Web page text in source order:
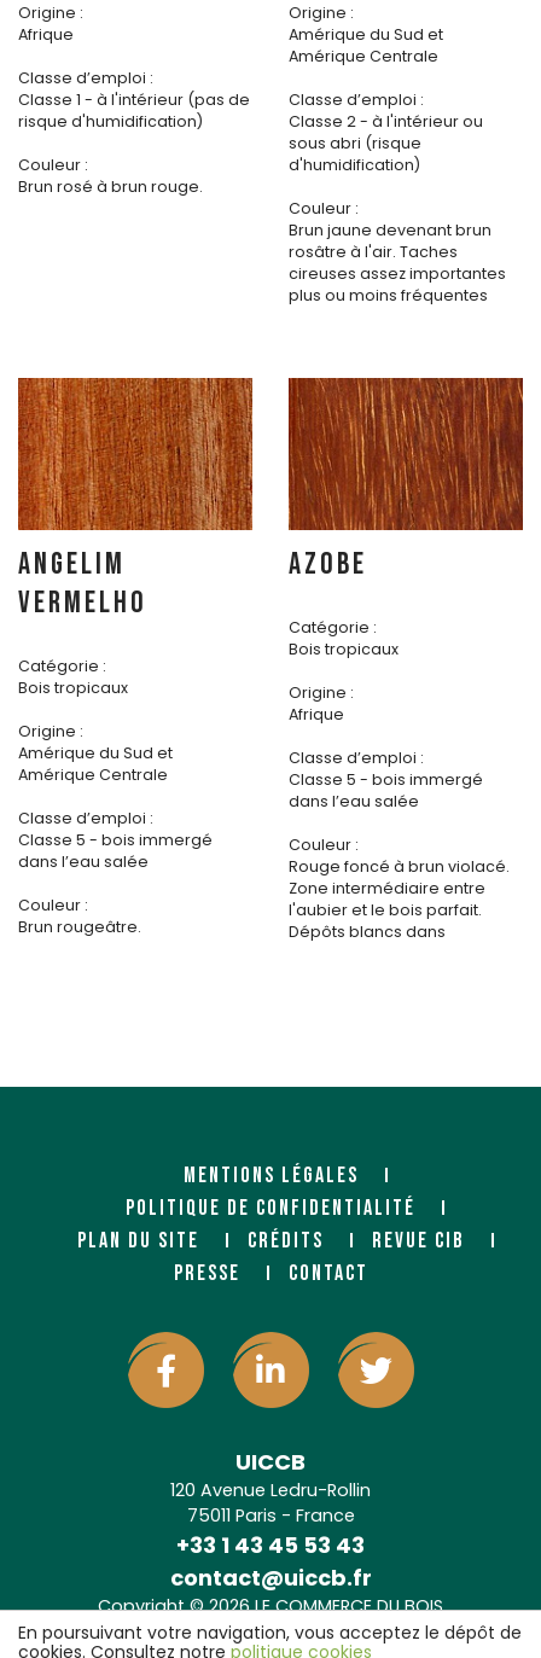
Origine :
Afrique
Classe d’emploi :
Classe 1 - à l'intérieur (pas de
risque d'humidification)
Couleur :
Brun rosé à brun rouge.
Origine :
Amérique du Sud et
Amérique Centrale
Classe d’emploi :
Classe 2 - à l'intérieur ou
sous abri (risque
d'humidification)
Couleur :
Brun jaune devenant brun
rosâtre à l'air. Taches
cireuses assez importantes
plus ou moins fréquentes
ANGELIM
VERMELHO
Catégorie :
Bois tropicaux
Origine :
Amérique du Sud et
Amérique Centrale
Classe d’emploi :
Classe 5 - bois immergé
dans l’eau salée
Couleur :
Brun rougeâtre.
AZOBE
Catégorie :
Bois tropicaux
Origine :
Afrique
Classe d’emploi :
Classe 5 - bois immergé
dans l’eau salée
Couleur :
Rouge foncé à brun violacé.
Zone intermédiaire entre
l'aubier et le bois parfait.
Dépôts blancs dans
MENTIONS LÉGALES
POLITIQUE DE CONFIDENTIALITÉ
PLAN DU SITE
CRÉDITS
REVUE CIB
PRESSE
CONTACT
UICCB
120 Avenue Ledru-Rollin
75011 Paris - France
+33 1 43 45 53 43
contact@uiccb.fr
Copyright © 2026 LE COMMERCE DU BOIS
Agence web Paris: 6LAB
En poursuivant votre navigation, vous acceptez le dépôt de
cookies. Consultez notre politique cookies